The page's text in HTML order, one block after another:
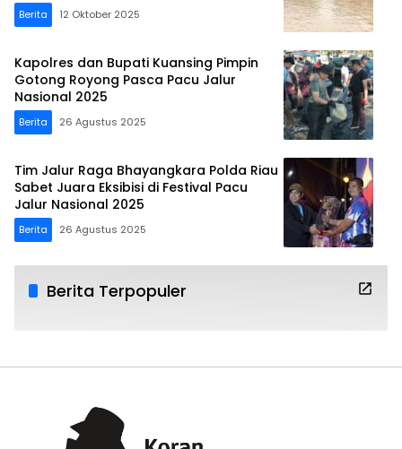
Berita 12 Oktober 2025
Kapolres dan Bupati Kuansing Pimpin
Gotong Royong Pasca Pacu Jalur
Nasional 2025
Berita 26 Agustus 2025
Tim Jalur Raga Bhayangkara Polda Riau
Sabet Juara Eksibisi di Festival Pacu
Jalur Nasional 2025
Berita 26 Agustus 2025
Berita Terpopuler